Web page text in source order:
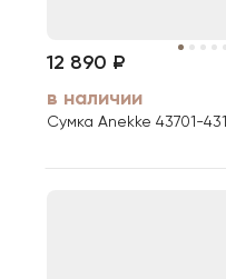
12 890 ₽
в наличии
Сумка Anekke 43701-431